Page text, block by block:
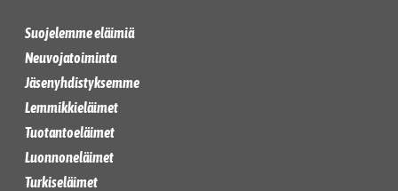
Suojelemme eläimiä
Neuvojatoiminta
Jäsenyhdistyksemme
Lemmikkieläimet
Tuotantoeläimet
Luonnoneläimet
Turkiseläimet